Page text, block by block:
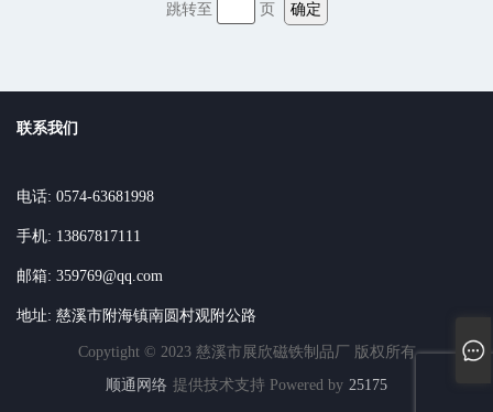
跳转至 页 确定
联系我们
电话: 0574-63681998
手机: 13867817111
邮箱: 359769@qq.com
地址: 慈溪市附海镇南圆村观附公路
Copytight © 2023 慈溪市展欣磁铁制品厂 版权所有
顺通网络 提供技术支持 Powered by 25175